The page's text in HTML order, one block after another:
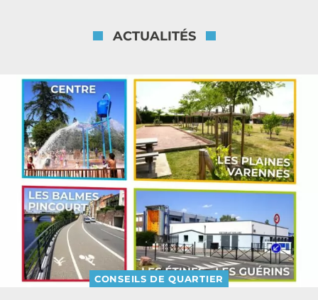
ACTUALITÉS
CONSEILS DE QUARTIER